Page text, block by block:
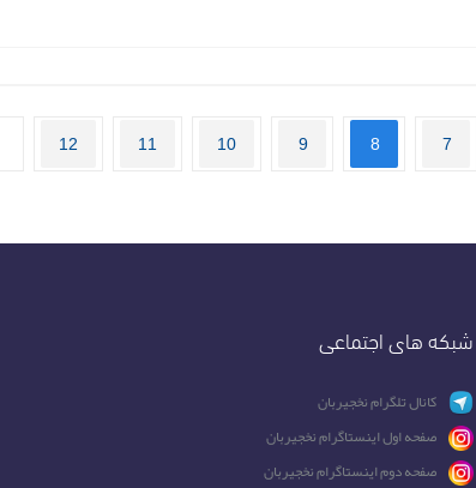
7
8
9
10
11
12
شبکه های اجتماعی
کانال تلگرام نخجیربان
صفحه اول اینستاگرام نخجیربان
صفحه دوم اینستاگرام نخجیربان